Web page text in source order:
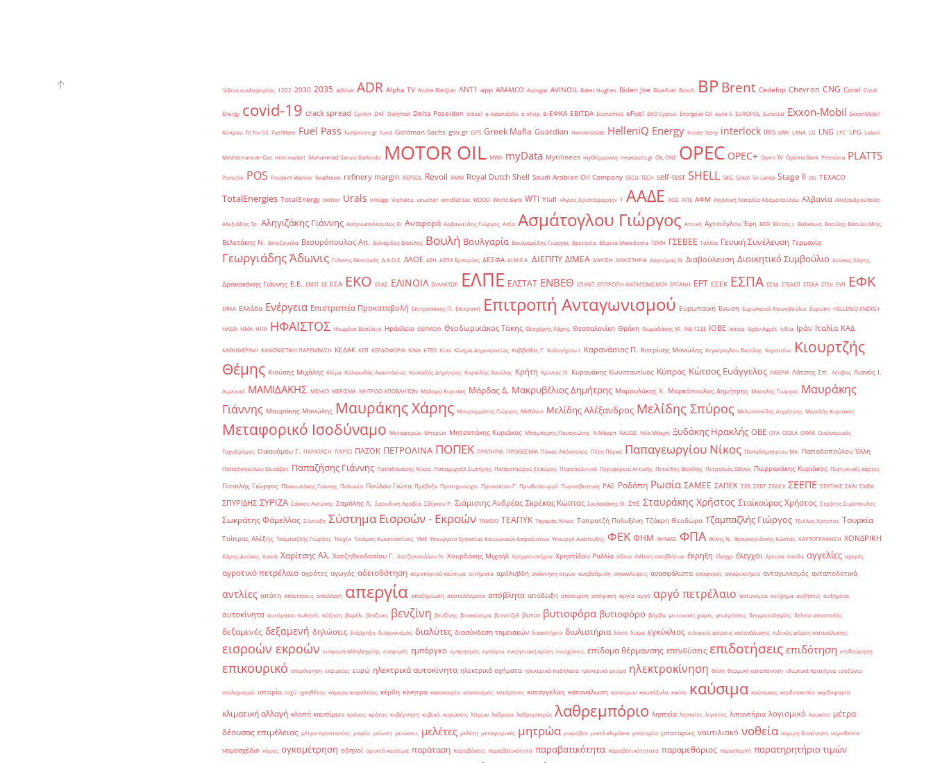
'άδεια κυκλοφορίας 1202 2030 2035 adblue ADR Alpha TV Andre Bledjian ANT1 app ARAMCO Autogas AVINOIL Baker Hughes Biden Joe BlueFuel Bosch BPBrent Cedefop Chevron CNG Coral Coral
Energy covid-19 crack spread Cyclon DAF Dailymail Delta Poseidon diesel e-katanalotis e-shop e-ΕΦΚΑ EBITDA Economist eFuel EKO Cyprus Energean Oil euro 5 EUROPOL Eurostat Exxon-Mobil ExxonMobil
Κύπρου fit for 55 FuelMate Fuel Pass fuelprices.gr fund Goldman Sachs gov.gr GPS Greek Mafia Guardian Handelsblatt HelleniQ Energy Inside Story interlock IRIS kWh LANA LG LNG LPC LPG Lukoil
Mediterranean Gas mini market Mohammad Sanusi Barkindo MOTOR OIL MWh myData Mytilineos myΘέρμανση newsauto.gr OIL ONE OPEC OPEC+ Open TV Optima Bank Petrolina PLATTS
Porsche POS Prudent Warrior RealNews refinery margin REPSOL Revoil RMM Royal Dutch Shell Saudi Arabian Oil Company SECU-TECH self-test SHELL SKG Sokol Sri Lanka Stage II sts TEXACO
TotalEnergies TotalEnergy twitter Urals vintage Viohalco voucher windfall tax WOOD World Bank WTI Yiufi «Άγιος Χριστόφορος» ΄1 ΑΑΔΕ ΑΟΖ ΑΠΕ ΑΦΜ Αγγελική Ναταλία Αδαμοπούλου Αλβανία Αλεξανδρούπολη
Αλεξιάδης Τρ. Αληγιζάκης Γιάννης Αναγνωστόπουλος Θ. Αναφορά Αρβανιτίδης Γιώργος Ασία Ασμάτογλου Γιώργος Αττική Αχτσιόγλου Έφη ΒΕΘ Βέττας Ι. Βαλκάνια Βασίλης Βασιλειάδης
Βελετάκης Ν. Βενεζουέλα Βεσυρόπουλος Απ. Βιλιάρδος Βασίλης Βουλή Βουλγαρία Βουλγαρίδης Γιώργος Βρετανία Βόρεια Μακεδονία ΓΕΜΗ ΓΣΕΒΕΕ Γαλλία Γενική Συνέλευση Γερμανία
Γεωργιάδης Άδωνις Γιάννης Θεοτοκάς Δ.Α.Ο.Ε. ΔΑΟΕ ΔΕΗ ΔΕΠΑ Εμπορίας ΔΕΣΦΑ ΔΙ.Μ.Ε.Α. ΔΙΕΠΠΥ ΔΙΜΕΑ ΔΙΥΛΙΣΗ ΔΙΥΛΙΣΤΗΡΙΑ Δαγούμας Θ. Διαβούλευση Διοικητικό Συμβούλιο Δούκας Χάρης
Δρακακάκης Γιάννης Ε.Ε. ΕΒΕΠ ΕΕ ΕΕΑ ΕΚΟ ΕΛΑΣ ΕΛΙΝΟΙΛ ΕΛΛΑΚΤΩΡ ΕΛΠΕ ΕΛΣΤΑΤ ΕΝΒΕΘ ΕΠΑΝΤ ΕΠΙΤΡΟΠΗ ΑΝΤΑΓΩΝΙΣΜΟΥ ΕΡΓΑΝΗ ΕΡΤ ΕΣΕΚ ΕΣΠΑ ΕΣΥΔ ΕΤΕΑΕΠ ΕΤΕΚΑ ΕΤΕπ ΕΥΠ ΕΦΚ
ΕΦΚΑ Ελλάδα Ενέργεια Επιστρεπτέα Προκαταβολή Επιτροπάκης Π. Επιτροπή Επιτροπή Ανταγωνισμού Ευρωπαϊκή Ένωση Ευρωπαϊκό Κοινοβούλιο Ευρώπη ΗELLENiQ ENERGY
ΗΛΕΙΑ ΗΜΑ ΗΠΑ ΗΦΑΙΣΤΟΣ Ηνωμένο Βασίλειο Ηράκλειο ΘΕΡΜΟΙΛ Θεοδωρικάκος Τάκης Θεοχάρης Χάρης Θεσσαλονίκη Θράκη Θωμαδάκης Μ. ΙΝΕ-ΓΣΕΕ ΙΟΒΕ Ικόνιο Ιλχάν Αχμέτ Ινδία Ιράν Ιταλία ΚΑΔ
ΚΑΘΗΜΕΡΙΝΗ ΚΑΝΟΝΙΣΤΙΚΗ ΠΑΡΕΜΒΑΣΗ ΚΕΔΑΚ ΚΕΠ ΚΕΡΔΟΦΟΡΙΑ ΚΙΝΑ ΚΤΕΟ Κίνα Κίνημα Δημοκρατίας Καββαθάς Γ. Καλογήρου Ι. Καρανάσιος Π. Κατρίνης Μανώλης Κεγκέρογλου Βασίλης Κερατσίνι
Κιουρτζής
Θέμης Κιούσης Μιχάλης Κλίμα Κολοκυθάς Αναστάσιος Κονταξής Δημήτρης Κορκίδης Βασίλης Κρήτη Κρίντας Θ. Κυρανάκης Κωνσταντίνος Κύπρος Κώτσος Ευάγγελος ΛΙΒΕΡΙΑ Λάτσης Σπ. Λέσβος Λιανός Ι.
Λιμενικό ΜΑΜΙΔΑΚΗΣ ΜΕΛΚΟ ΜΕΡΙΣΜΑ ΜΗΤΡΩΟ ΑΠΟΒΛΗΤΩΝ Μάλαμα Κυριακή Μάρδας Δ. Μακρυβέλιος Δημήτρης Μαμουλάκης Χ. Μαρκόπουλος Δημήτρης Μασαλής Γιώργος Μαυράκης
Γιάννης Μαυράκης Μανώλης Μαυράκης Χάρης Μαυρομμάτης Γιώργος Μεθάνιο Μελίδης Αλέξανδρος Μελίδης Σπύρος Μελισσανίδης Δημήτρης Μερελής Κυριάκος
Μεταφορικό Ισοδύναμο Μεταφορών Μητρώο Μητσοτάκης Κυριάκος Μπόμπορης Παναγιώτης Ν.Μάκρη ΝΑΞΟΣ Νέα Μάκρη Ξυδάκης Ηρακλής ΟΒΕ ΟΓΑ ΟΟΣΑ ΟΦΑΕ Οικονομικός
Ταχυδρόμος Οικονόμου Γ. ΠΑΡΑΤΑΣΗ ΠΑΡΙΣΙ ΠΑΣΟΚ ΠΕΤΡΟΛΙΝΑ ΠΟΠΕΚ ΠΡΑΤΗΡΙΑ ΠΡΟΘΕΣΜΙΑ Πάνας Απόστολος Πέτη Πέρκα Παπαγεωργίου Νίκος Παπαδημητρίου Μπ. Παπαδοπούλου Έλλη
Παπαδοπούλου Ελισάβετ Παπαζήσης Γιάννης Παπαθανάσης Νίκος Παπαμιχαήλ Σωτήρης Παπασταύρου Σταύρος Παραπολιτικά Περιφέρεια Αττικής Πετκίδης Βασίλης Πετραλιάς Θάνος Πιερρακάκης Κυριάκος Πιστωτικές κάρτες
Πιτσιλής Γιώργος Πλακιωτάκης Γιάννης Πολωνία Πούλου Γιώτα Πρέβεζα Πρατηριούχοι Προκοπίου Γ. Πρωθυπουργό Πυροσβεστική ΡΑΕ Ροδόπη Ρωσία ΣΑΜΕΕ ΣΑΠΕΚ ΣΕΒ ΣΕΒΤ ΣΕΔΕ ΙΙ ΣΕΕΠΕ ΣΕΥΠΥΚΕ ΣΚΑΙ ΣΜΕΑ
ΣΠΥΡΙΔΗΣ ΣΥΡΙΖΑ Σάκκος Αντώνης Σαμόλης Λ. Σαουδική Αραβία Σβίγκου Ρ. Σιάμισιης Ανδρέας Σκρέκας Κώστας Σκυλακάκης Θ. ΣτΕ Σταυράκης Χρήστος Σταϊκούρας Χρήστος Στράτος Σιμόπουλος
Σωκράτης Φάμελλος Σύνταξη Σύστημα Εισροών - Εκροών ΤΑΜΕΙΟ ΤΕΑΠΥΚ Ταγαράς Νίκος Ταπρατζή Πολυξένη Τζάκρη Θεοδώρα Τζαμπαζλής Γιώργος Τζιόλας Χρήστος Τουρκία
Τσίπρας Αλέξης Τσαμπαζλής Γιώργος Τσεχία Τσιάρας Κωνσταντίνος ΥΜΕ Υπουργείο Εργασίας Κοινωνικών Ασφαλίσεων Υπουργό Ανάπτυξης ΦΕΚ ΦΗΜ ΦΗΜΑΣ ΦΠΑ Φίλης Ν. Φραγκογιάννης Κώστας ΧΑΡΤΟΓΡΑΦΗΣΗ ΧΟΝΔΡΙΚΗ
Χάρης Δούκας Χανιά Χαρίτσης Αλ. Χατζηθεοδοσίου Γ. Χατζηνικολάου Ν. Χουρδάκης Μιχαήλ Χρηματιστήριο Χρηστίδου Ραλλία άδεια έκθεση αποβλήτων έκρηξη έλεγχο έλεγχοι έρευνα έσοδα αγγελίες αγορές
αγροτικό πετρέλαιο αγρότες αγωγός αδειοδότηση αεροπορικά καύσιμα αιτήματα αμόλυβδη ανάκτηση ατμών αναβάθμιση ανακαλύψεις ανασφάλιστα αναφορές αναψυκτήρια ανταγωνισμός ανταποδοτικά
αντλίες απάτη απαιτήσεις απαλλαγή απεργία αποζημίωση αποτελέσματα απόβλητα απόδειξη απόσυρση απόφαση αργία αργό αργό πετρέλαιο αστυνομία ατύχημα αυξήσεις αυξημένα
αυτοκίνητα αυτόματοι πωλητές αύξηση βαρέλι βενζίνες βενζίνη βενζίνης βιοκαύσιμα βιοντίζελ βυτίο βυτιοφόρα βυτιοφόρο βόμβα γειτονικές χώρες γεωτρήσεις δειγματοληψίες δελτίο αποστολής
δεξαμενές δεξαμενή δηλώσεις διάρρηξη διαγωνισμός διαλύτες διασύνδεση ταμειακών δικαστήριο διυλιστήρια δόση δώρα εγκύκλιος ειδικούς φόρους κατανάλωσης ειδικός φόρος κατανάλωσης
εισροών εκροών εισφορά αλληλεγγύης εισφορές εμπάργκο εμπρησμός εμπόριο ενεργειακή κρίση ενισχύσεις επίδομα θέρμανσης επενδύσεις επιδοτήσεις επιδότηση επιθεώρηση
επικουρικό επιμέτρηση εταιρείες ευρώ ηλεκτρικά αυτοκίνητα ηλεκτρικά οχήματα ηλεκτρικά ποδήλατα ηλεκτρικό ρεύμα ηλεκτροκίνηση θέση θερμική καταπόνηση ιδιωτικά πρατήρια ισοζύγιο
ισολογισμοί ιστορία ισχύ ιχνηθέτης κάμερα ασφαλείας κέρδη κίνητρα κακοκαιρία κανονισμός κατάρτιση καταγγελίες κατανάλωση καυσίμων καυσόξυλα καύσι καύσιμα καύσωνας κερδοσκοπία κερδοφορία
κλιματική αλλαγή κλοπή καυσίμων κράνος κράτος κυβέρνηση κυβικά κυρώσεις λίτρων λαθραία λαθρεμπορία λαθρεμπόριο ληστεία ληστείες λιγνίτης λιπαντήρια λογισμικό λουκέτο μέτρα
δέουσας επιμέλειας μέτρα προστασίας μαφία μείωση μειώσεις μελέτες μελέτη μεταφορικές μητρώα μικρόβια μικτά κλιμάκια μπαταρία μπαταρίες ναυτιλιακό νοθεία νομιμη διακίνηση νομοθεσία
νομοσχέδιο νόμος ογκομέτρηση οδηγοί ορυκτά καύσιμα παράταση παραβάσεις παραβάτικότητα παραβατικότητα παραβατικότητατα παραμεθόριος παραπομπή παρατηρητήριο τιμών